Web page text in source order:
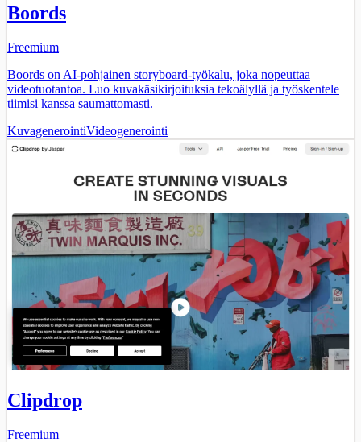
Boords
Freemium
Boords on AI-pohjainen storyboard-työkalu, joka nopeuttaa
videotuotantoa. Luo kuvakäsikirjoituksia tekoälyllä ja työskentele
tiimisi kanssa saumattomasti.
KuvagenerointiVideogenerointi
Clipdrop
Freemium